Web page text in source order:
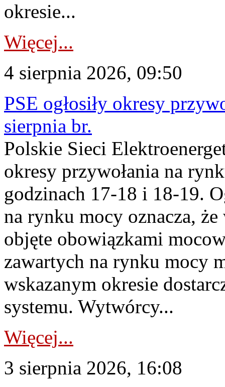
okresie...
Więcej...
4 sierpnia 2026, 09:50
PSE ogłosiły okresy
sierpnia br.
Polskie Sieci
okresy przywołania na
godzinach 17-18 i 18-19.
na rynku mocy oznacza,
objęte obowiązkami
zawartych na rynku mocy
wskazanym okresie
systemu. Wytwórcy...
Więcej...
3 sierpnia 2026, 16:08